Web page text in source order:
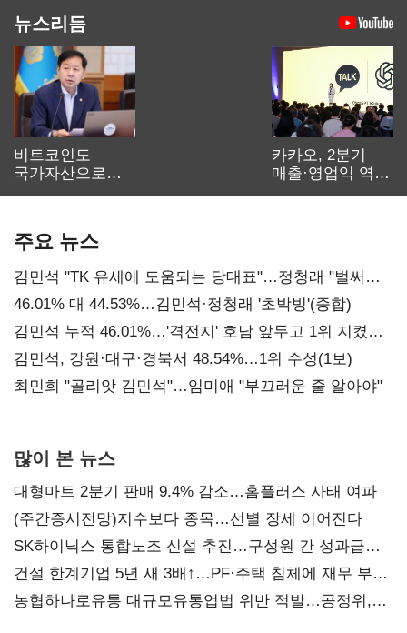
뉴스리듬
비트코인도
국가자산으로…'
카카오, 2분기
매출·영업익 역대
주요 뉴스
김민석 "TK 유세에 도움되는 당대표"…정청래 "벌써
대표된 양 당직 배분"
46.01% 대 44.53%…김민석·정청래 '초박빙'(종합)
김민석 누적 46.01%…'격전지' 호남 앞두고 1위 지켰다
(2보)
김민석, 강원·대구·경북서 48.54%…1위 수성(1보)
최민희 "골리앗 김민석"…임미애 "부끄러운 줄 알아야"
많이 본 뉴스
대형마트 2분기 판매 9.4% 감소…홈플러스 사태 여파
(주간증시전망)지수보다 종목…선별 장세 이어진다
SK하이닉스 통합노조 신설 추진…구성원 간 성과급
불만 확산
건설 한계기업 5년 새 3배↑…PF·주택 침체에 재무 부담
확대
농협하나로유통 대규모유통업법 위반 적발…공정위,